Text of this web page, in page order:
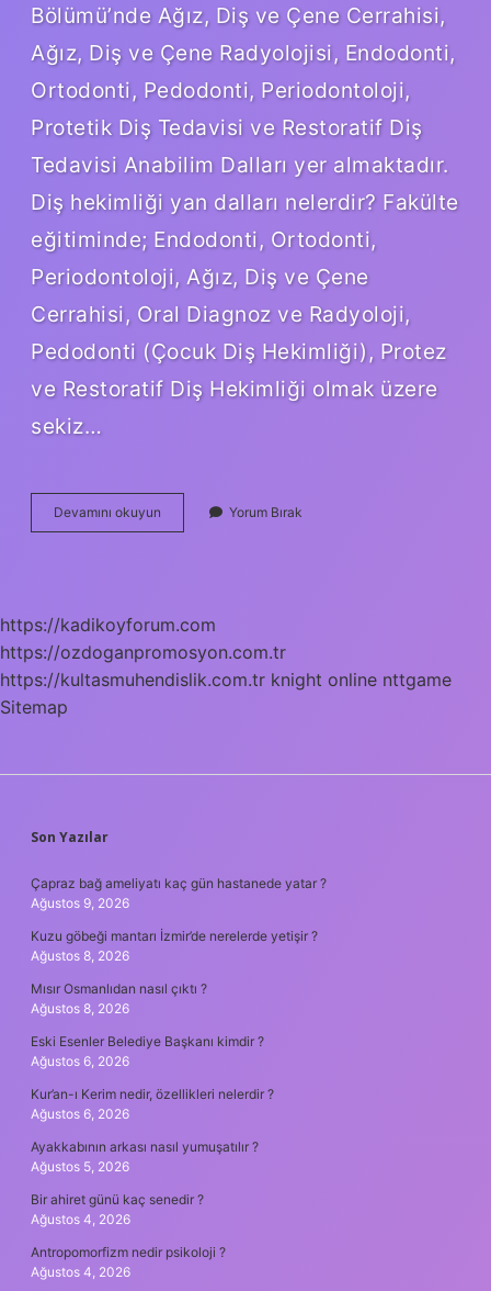
Bölümü’nde Ağız, Diş ve Çene Cerrahisi,
Ağız, Diş ve Çene Radyolojisi, Endodonti,
Ortodonti, Pedodonti, Periodontoloji,
Protetik Diş Tedavisi ve Restoratif Diş
Tedavisi Anabilim Dalları yer almaktadır.
Diş hekimliği yan dalları nelerdir? Fakülte
eğitiminde; Endodonti, Ortodonti,
Periodontoloji, Ağız, Diş ve Çene
Cerrahisi, Oral Diagnoz ve Radyoloji,
Pedodonti (Çocuk Diş Hekimliği), Protez
ve Restoratif Diş Hekimliği olmak üzere
sekiz…
Devamını okuyun
Hekimliği
Yorum Bırak
https://kadikoyforum.com
https://ozdoganpromosyon.com.tr
https://kultasmuhendislik.com.tr knight online nttgame
Sitemap
SIDEBAR
Son Yazılar
Çapraz bağ ameliyatı kaç gün hastanede yatar ?
Ağustos 9, 2026
Kuzu göbeği mantarı İzmir’de nerelerde yetişir ?
Ağustos 8, 2026
Mısır Osmanlıdan nasıl çıktı ?
Ağustos 8, 2026
Eski Esenler Belediye Başkanı kimdir ?
Ağustos 6, 2026
Kur’an-ı Kerim nedir, özellikleri nelerdir ?
Ağustos 6, 2026
Ayakkabının arkası nasıl yumuşatılır ?
Ağustos 5, 2026
Bir ahiret günü kaç senedir ?
Ağustos 4, 2026
Antropomorfizm nedir psikoloji ?
Ağustos 4, 2026